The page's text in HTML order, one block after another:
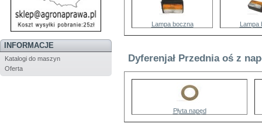
INFORMACJE
Katalogi do maszyn
Oferta
Lampa boczna Lampa
Dyferenjał Przednia oś z
Płyta napęd